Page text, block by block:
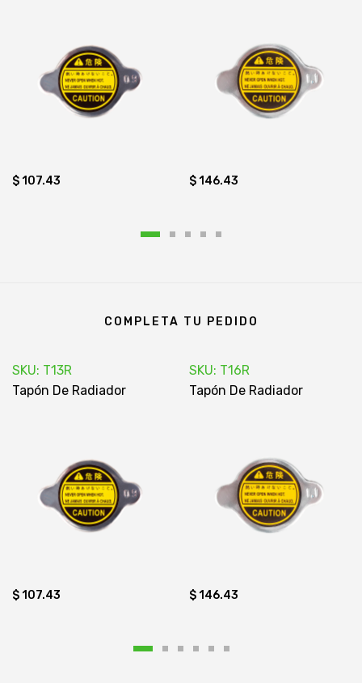
$ 107.43 $ 146.43
COMPLETA TU PEDIDO
SKU: T13R
Tapón De Radiador
$ 107.43
SKU: T16R
Tapón De Radiador
$ 146.43